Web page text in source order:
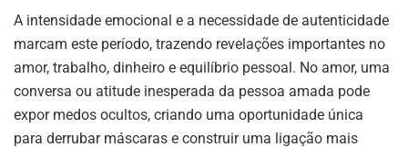
A intensidade emocional e a necessidade de autenticidade
marcam este período, trazendo revelações importantes no
amor, trabalho, dinheiro e equilíbrio pessoal. No amor, uma
conversa ou atitude inesperada da pessoa amada pode
expor medos ocultos, criando uma oportunidade única
para derrubar máscaras e construir uma ligação mais